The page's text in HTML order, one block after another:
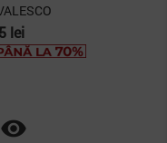
lei
